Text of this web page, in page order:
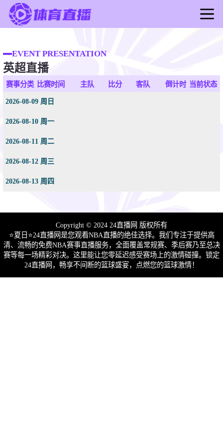
足球直播
篮球直播
足球录像
篮球新闻
EVENT PRESENTATION
英超直播
赛事分类 比赛时间 主队 比分 客队 倒计时 当前状态
2026-08-09 周日
2026-08-10 周一
2026-08-11 周二
2026-08-12 周三
2026-08-13 周四
Copyright © 2024 24直播网 版权所有
⭐️夏日⭐24直播网是您观看NBA直播的绝佳选择。我们专注于提供高
清、流畅的免费NBA赛事直播服务，全面覆盖常规赛、季后赛乃至总决
赛等每一场精彩对决。这里能让您零延迟感受赛场上的激情碰撞。锁定
24直播网，畅享不间断的篮球盛宴，点燃您的篮球激情！